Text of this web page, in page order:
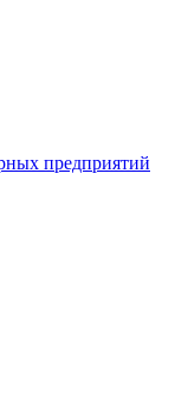
предприятий